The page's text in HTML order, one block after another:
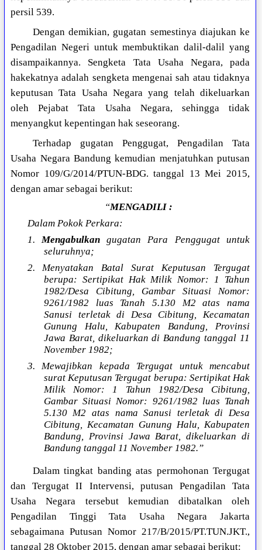
persil 539.
Dengan demikian, gugatan semestinya diajukan ke
Pengadilan Negeri untuk membuktikan dalil-dalil yang
disampaikannya. Sengketa Tata Usaha Negara, pada
hakekatnya adalah sengketa mengenai sah atau tidaknya
keputusan Tata Usaha Negara yang telah dikeluarkan
oleh Pejabat Tata Usaha Negara, sehingga tidak
menyangkut kepentingan hak seseorang.
Terhadap gugatan Penggugat, Pengadilan Tata
Usaha Negara Bandung kemudian menjatuhkan putusan
Nomor 109/G/2014/PTUN-BDG. tanggal 13 Mei 2015,
dengan amar sebagai berikut:
“MENGADILI :
Dalam Pokok Perkara:
1. Mengabulkangugatan Para Penggugat untuk
seluruhnya;
2. Menyatakan Batal Surat Keputusan Tergugat
berupa: Sertipikat Hak Milik Nomor: 1 Tahun
1982/Desa Cibitung, Gambar Situasi Nomor:
9261/1982 luas Tanah 5.130 M2 atas nama
Sanusi terletak di Desa Cibitung, Kecamatan
Gunung Halu, Kabupaten Bandung, Provinsi
Jawa Barat, dikeluarkan di Bandung tanggal 11
November 1982;
3. Mewajibkan kepada Tergugat untuk mencabut
surat Keputusan Tergugat berupa: Sertipikat Hak
Milik Nomor: 1 Tahun 1982/Desa Cibitung,
Gambar Situasi Nomor: 9261/1982 luas Tanah
5.130 M2 atas nama Sanusi terletak di Desa
Cibitung, Kecamatan Gunung Halu, Kabupaten
Bandung, Provinsi Jawa Barat, dikeluarkan di
Bandung tanggal 11 November 1982.”
Dalam tingkat banding atas permohonan Tergugat
dan Tergugat II Intervensi, putusan Pengadilan Tata
Usaha Negara tersebut kemudian dibatalkan oleh
Pengadilan Tinggi Tata Usaha Negara Jakarta
sebagaimana Putusan Nomor 217/B/2015/PT.TUN.JKT.,
tanggal 28 Oktober 2015, dengan amar sebagai berikut: